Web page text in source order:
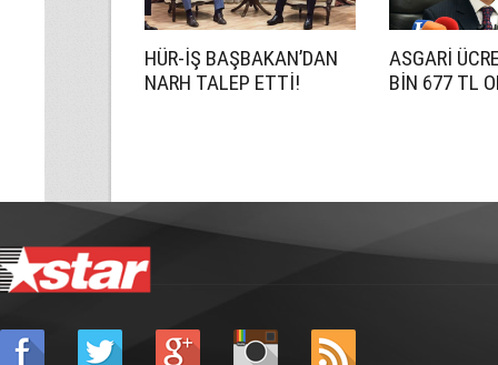
HÜR-İŞ BAŞBAKAN’DAN
NARH TALEP ETTİ!
ASGARİ
BİN 677 TL